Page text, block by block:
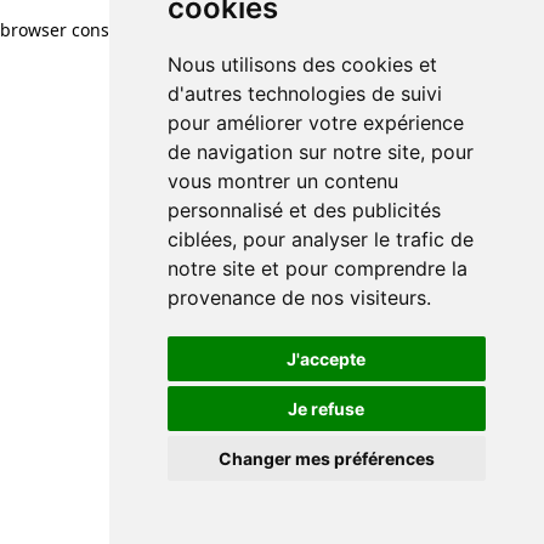
cookies
Nous utilisons des cookies et
d'autres technologies de suivi
pour améliorer votre expérience
de navigation sur notre site, pour
vous montrer un contenu
personnalisé et des publicités
ciblées, pour analyser le trafic de
notre site et pour comprendre la
provenance de nos visiteurs.
J'accepte
Je refuse
Changer mes préférences
browser console for more information)